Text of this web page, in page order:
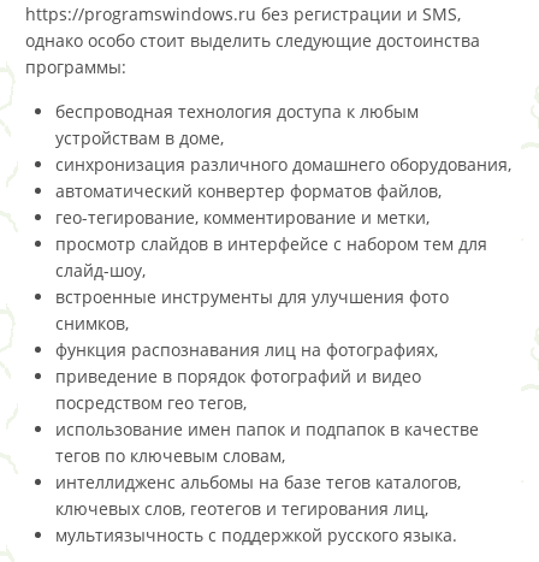
https://programswindows.ru без регистрации и SMS,
однако особо стоит выделить следующие достоинства
программы:
беспроводная технология доступа к любым
устройствам в доме,
синхронизация различного домашнего оборудования,
автоматический конвертер форматов файлов,
гео-тегирование, комментирование и метки,
просмотр слайдов в интерфейсе с набором тем для
слайд-шоу,
встроенные инструменты для улучшения фото
снимков,
функция распознавания лиц на фотографиях,
приведение в порядок фотографий и видео
посредством гео тегов,
использование имен папок и подпапок в качестве
тегов по ключевым словам,
интеллидженс альбомы на базе тегов каталогов,
ключевых слов, геотегов и тегирования лиц,
мультиязычность с поддержкой русского языка.